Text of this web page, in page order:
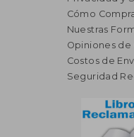
Cómo
Nuestras
Opiniones de
Costos de
Seguridad